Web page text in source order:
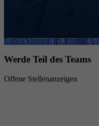
Entwicklungen im Internet
Werde Teil des Teams
Offene Stellenanzeigen